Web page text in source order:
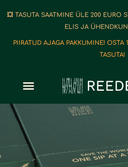
💥 TASUTA SAATMINE ÜLE 200 EURO
ELIS JA
PIIRATUD AJAGA PAKKUMINE! OSTA
TASUTA!